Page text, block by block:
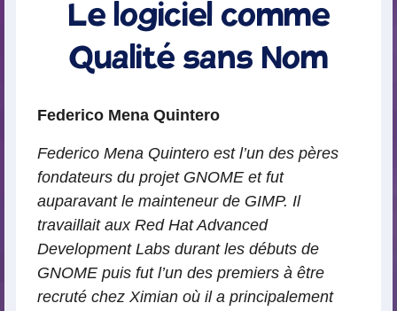
Le logiciel comme
Qualité sans Nom
Federico Mena Quintero
Federico Mena Quintero est l’un des pères
fondateurs du projet GNOME et fut
auparavant le mainteneur de GIMP. Il
travaillait aux Red Hat Advanced
Development Labs durant les débuts de
GNOME puis fut l’un des premiers à être
recruté chez Ximian où il a principalement